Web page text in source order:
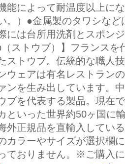
能によって耐温度以上に
。）●金属製のタワシな
には台所用洗剤とスポン
（ストウブ）】フランス
ストウブ。伝統的な職人
ウェアは有名レストラン
ンを生み出しています。
ブを代表する製品。現在
といった世界約50ヶ国に
外正規品を直輸入してい
カラーやサイズが選択欄
ておりません。※ご購入